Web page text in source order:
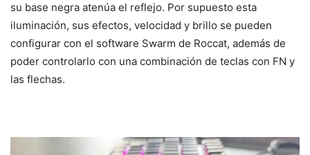
su base negra atenúa el reflejo. Por supuesto esta
iluminación, sus efectos, velocidad y brillo se pueden
configurar con el software Swarm de Roccat, además de
poder controlarlo con una combinación de teclas con FN y
las flechas.